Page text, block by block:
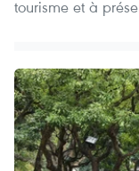
tourisme et à